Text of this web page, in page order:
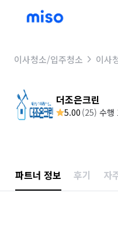
이사청소/입주청소 이사
더조은크린
5.00 (25) 수행
파트너 정보 후기 자